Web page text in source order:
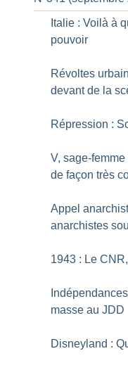
Italie : Voilà à
pouvoir
Révoltes
devant de la
Répression :
V, sage-femme
de façon très
Appel
anarchistes
1943 : Le
masse au JDD
Disneyland :